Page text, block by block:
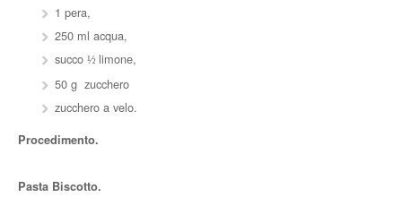
1 pera,
250 ml acqua,
succo ½ limone,
50 g zucchero
zucchero a velo.
Procedimento.
Pasta Biscotto.